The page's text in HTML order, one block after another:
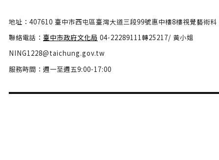
地址：407610 臺中市西屯區臺灣大道三段99號惠中樓8樓視覺藝術科
聯絡電話： 臺中市政府文化局 04-22289111轉25217/ 黃小姐
NING1228@taichung.gov.tw
服務時間：週一至週五9:00-17:00